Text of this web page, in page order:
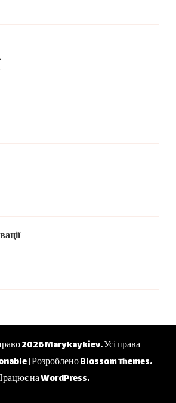
2026Marykaykiev. Усі права
| РозробленоBlossom Themes.
наWordPress.